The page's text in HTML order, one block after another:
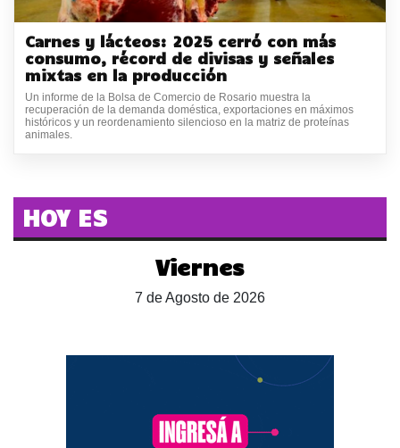
Carnes y lácteos: 2025 cerró con más
consumo, récord de divisas y señales
mixtas en la producción
Un informe de la Bolsa de Comercio de Rosario muestra la
recuperación de la demanda doméstica, exportaciones en máximos
históricos y un reordenamiento silencioso en la matriz de proteínas
animales.
HOY ES
Viernes
7 de Agosto de 2026